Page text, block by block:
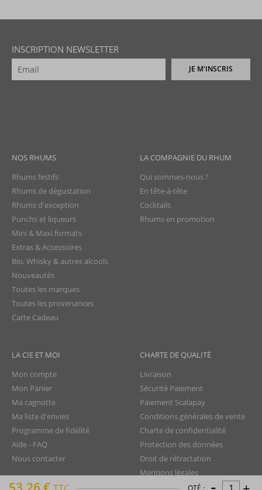
QTÉ :
INSCRIPTION NEWSLETTER
JE M'INSCRIS
NOS RHUMS
Rhums festifs
Rhums de dégustation
Rhums d'exception
Punchs et liqueurs
Mini & Maxi formats
Extras & Accessoires
Bio, Whisky & autres alcools
Nouveautés
Toutes les marques
Toutes les provenances
Carte Cadeau
LA COMPAGNIE DU RHUM
Qui sommes-nous ?
En tête-à-tête
Cocktails
Rhums en promotion
LA CIE ET MOI
Mon compte
Mon Panier
Ma cagnotte
Ma liste d'envies
Programme de fidélité
Aide - FAQ
Nous contacter
CHARTE DE QUALITÉ
Livraison
Sécurité Paiement
Paiement Scalapay
Conditions générales de vente
Charte de confidentialité
Protection des données
Droit de rétractation
Mentions légales
Plan du site